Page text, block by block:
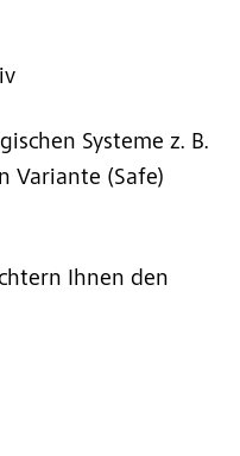
Systeme z. B.
Variante (Safe)
Ihnen den